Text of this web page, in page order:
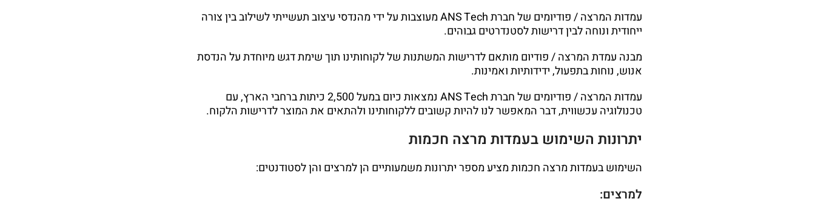
עמדות המרצה / פודיומים של חברת ANS Tech מעוצבות על ידי מהנדסי עיצוב תעשייתי לשילוב בין צורה
ייחודית ונוחה לבין דרישות לסטנדרטים גבוהים.
מבנה עמדת המרצה / פודיום מותאם לדרישות המשתנות של לקוחותינו תוך שימת דגש מיוחדת על הנדסת
אנוש, נוחות בתפעול, ידידותיות ואמינות.
עמדות המרצה / פודיומים של חברת ANS Tech נמצאות כיום במעל 2,500 כיתות ברחבי הארץ, עם
טכנולוגיה עכשווית, דבר המאפשר לנו להיות קשובים ללקוחותינו ולהתאים את המוצר לדרישות הלקוח.
יתרונות השימוש בעמדות מרצה חכמות
השימוש בעמדות מרצה חכמות מציע מספר יתרונות משמעותיים הן למרצים והן לסטודנטים:
למרצים: